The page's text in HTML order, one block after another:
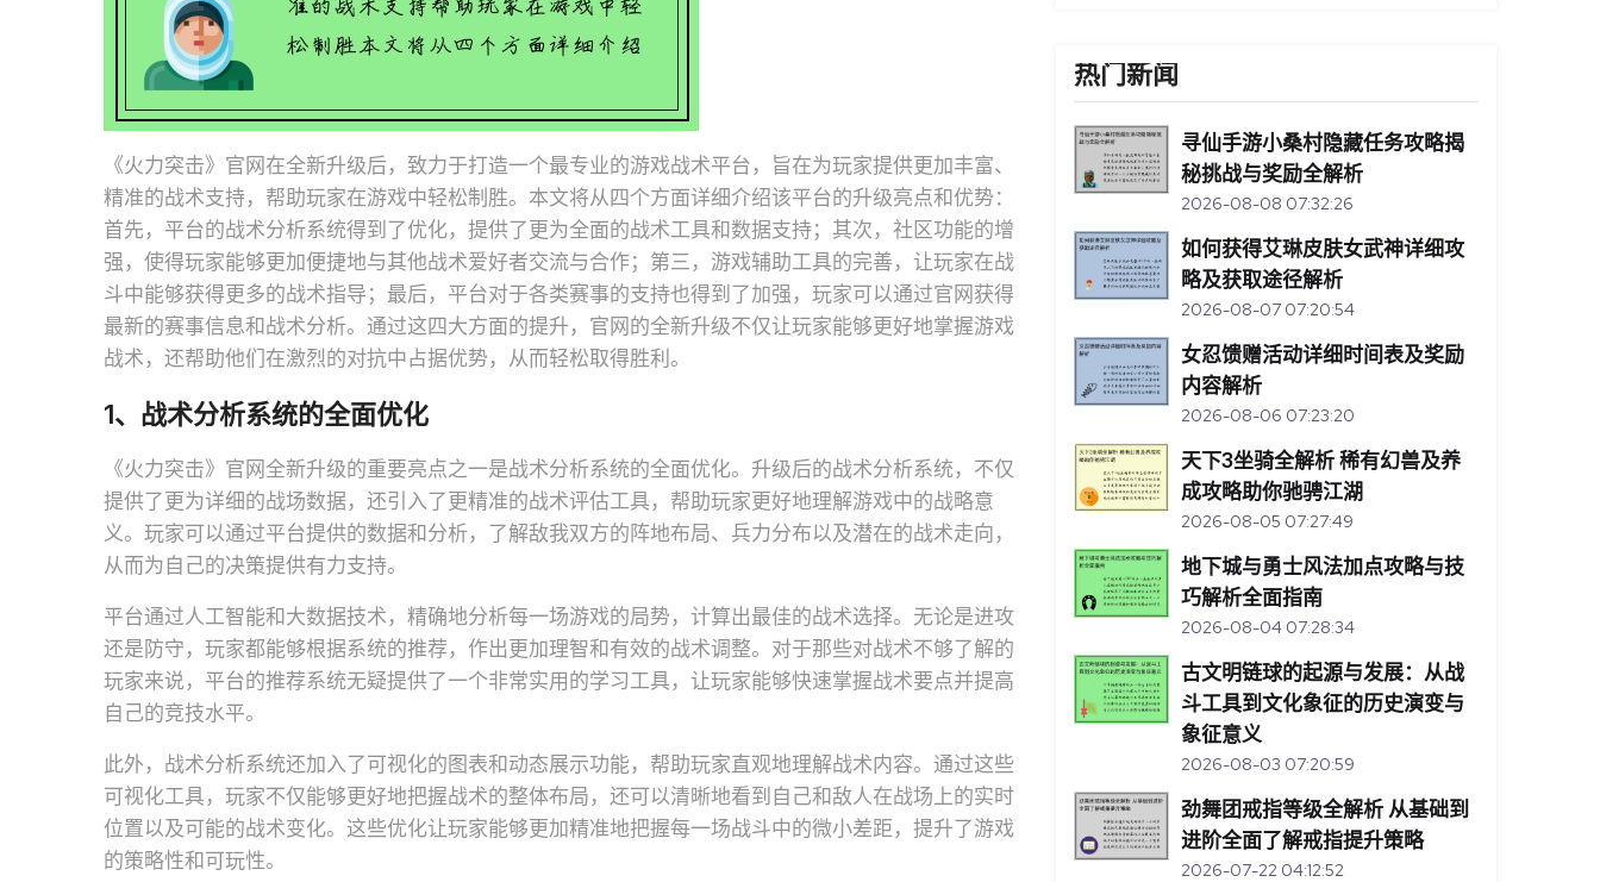
《火力突击》官网在全新升级后，致力于打造一个最专业的游戏战术平台，旨在为玩家提供更加丰富、
精准的战术支持，帮助玩家在游戏中轻松制胜。本文将从四个方面详细介绍该平台的升级亮点和优势：
首先，平台的战术分析系统得到了优化，提供了更为全面的战术工具和数据支持；其次，社区功能的增
强，使得玩家能够更加便捷地与其他战术爱好者交流与合作；第三，游戏辅助工具的完善，让玩家在战
斗中能够获得更多的战术指导；最后，平台对于各类赛事的支持也得到了加强，玩家可以通过官网获得
最新的赛事信息和战术分析。通过这四大方面的提升，官网的全新升级不仅让玩家能够更好地掌握游戏
战术，还帮助他们在激烈的对抗中占据优势，从而轻松取得胜利。
1、战术分析系统的全面优化
《火力突击》官网全新升级的重要亮点之一是战术分析系统的全面优化。升级后的战术分析系统，不仅
提供了更为详细的战场数据，还引入了更精准的战术评估工具，帮助玩家更好地理解游戏中的战略意
义。玩家可以通过平台提供的数据和分析，了解敌我双方的阵地布局、兵力分布以及潜在的战术走向，
从而为自己的决策提供有力支持。
平台通过人工智能和大数据技术，精确地分析每一场游戏的局势，计算出最佳的战术选择。无论是进攻
还是防守，玩家都能够根据系统的推荐，作出更加理智和有效的战术调整。对于那些对战术不够了解的
玩家来说，平台的推荐系统无疑提供了一个非常实用的学习工具，让玩家能够快速掌握战术要点并提高
自己的竞技水平。
此外，战术分析系统还加入了可视化的图表和动态展示功能，帮助玩家直观地理解战术内容。通过这些
可视化工具，玩家不仅能够更好地把握战术的整体布局，还可以清晰地看到自己和敌人在战场上的实时
位置以及可能的战术变化。这些优化让玩家能够更加精准地把握每一场战斗中的微小差距，提升了游戏
的策略性和可玩性。
热门新闻
寻仙手游小桑村隐藏任务攻略揭
秘挑战与奖励全解析
2026-08-08 07:32:26
如何获得艾琳皮肤女武神详细攻
略及获取途径解析
2026-08-07 07:20:54
女忍馈赠活动详细时间表及奖励
内容解析
2026-08-06 07:23:20
天下3坐骑全解析 稀有幻兽及养
成攻略助你驰骋江湖
2026-08-05 07:27:49
地下城与勇士风法加点攻略与技
巧解析全面指南
2026-08-04 07:28:34
古文明链球的起源与发展：从战
斗工具到文化象征的历史演变与
象征意义
2026-08-03 07:20:59
劲舞团戒指等级全解析 从基础到
进阶全面了解戒指提升策略
2026-07-22 04:12:52